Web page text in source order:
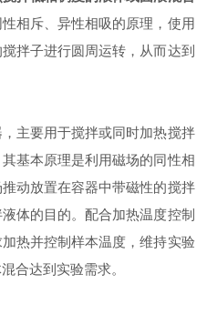
相斥、异性相吸的原理，使用
拌子进行圆周运转，从而达到
要用于搅拌或同时加热搅拌
基本原理是利用磁场的同性相
动放置在容器中带磁性的搅拌
体的目的。配合加热温度控制
热并控制样本温度，维持实验
合达到实验需求。